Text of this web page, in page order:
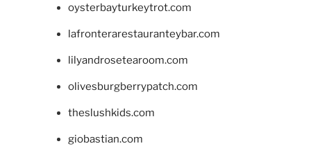
oysterbayturkeytrot.com
lafronterarestauranteybar.com
lilyandrosetearoom.com
olivesburgberrypatch.com
theslushkids.com
giobastian.com